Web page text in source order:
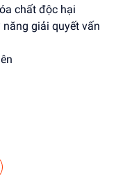
chất độc hại
giải quyết vấn